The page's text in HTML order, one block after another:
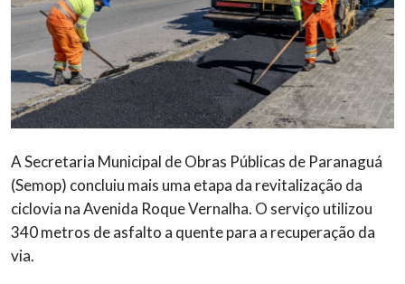
A Secretaria Municipal de Obras Públicas de Paranaguá
(Semop) concluiu mais uma etapa da revitalização da
ciclovia na Avenida Roque Vernalha. O serviço utilizou
340 metros de asfalto a quente para a recuperação da
via.